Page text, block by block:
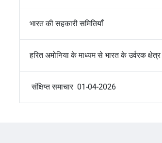
भारत की सहकारी समितियाँ
हरित अमोनिया के माध्यम से भारत के उर्वरक
संक्षिप्त समाचार 01-04-2026